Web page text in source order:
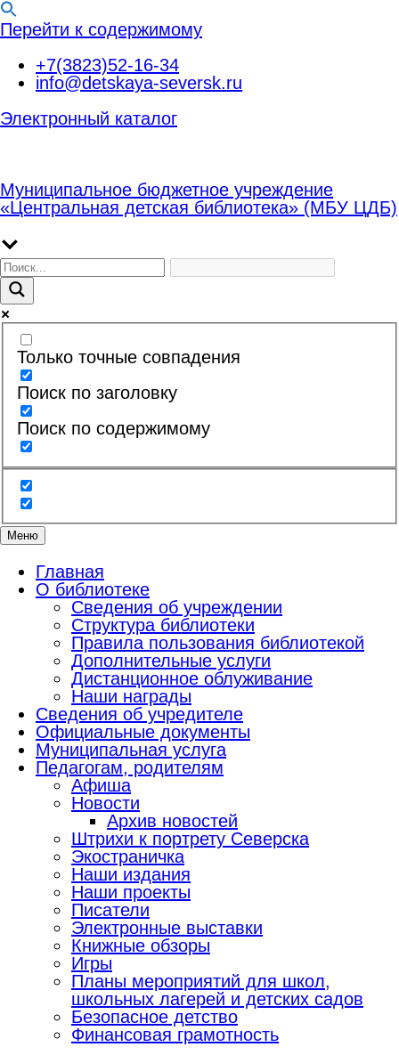
Перейти к содержимому
+7(3823)52-16-34
info@detskaya-seversk.ru
Электронный каталог
Муниципальное бюджетное учреждение
«Центральная детская библиотека» (МБУ ЦДБ)
Только точные совпадения
Поиск по заголовку
Поиск по содержимому
Меню
Главная
О библиотеке
Сведения об учреждении
Структура библиотеки
Правила пользования библиотекой
Дополнительные услуги
Дистанционное облуживание
Наши награды
Сведения об учредителе
Официальные документы
Муниципальная услуга
Педагогам, родителям
Афиша
Новости
Архив новостей
Штрихи к портрету Северска
Экостраничка
Наши издания
Наши проекты
Писатели
Электронные выставки
Книжные обзоры
Игры
Планы мероприятий для школ,
школьных лагерей и детских садов
Безопасное детство
Финансовая грамотность